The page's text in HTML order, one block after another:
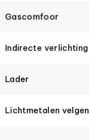
Gascomfoor
Indirecte verlichting
Lader
Lichtmetalen velgen